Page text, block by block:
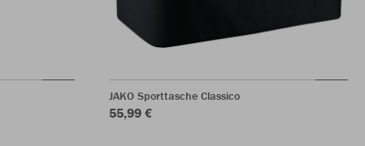
JAKO Sporttasche Classico
55,99 €